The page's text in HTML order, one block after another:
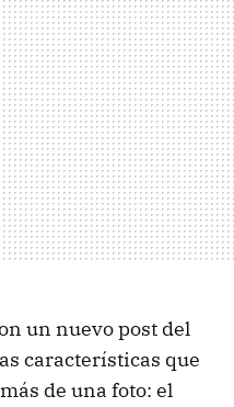
un nuevo post del
características que
de una foto: el